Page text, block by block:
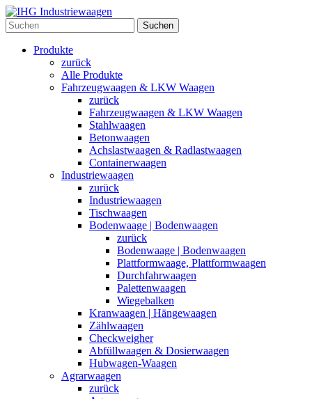
Suchen
Produkte
zurück
Alle Produkte
Fahrzeugwaagen & LKW Waagen
zurück
Fahrzeugwaagen & LKW Waagen
Stahlwaagen
Betonwaagen
Achslastwaagen & Radlastwaagen
Containerwaagen
Industriewaagen
zurück
Industriewaagen
Tischwaagen
Bodenwaage | Bodenwaagen
zurück
Bodenwaage | Bodenwaagen
Plattformwaage, Plattformwaagen
Durchfahrwaagen
Palettenwaagen
Wiegebalken
Kranwaagen | Hängewaagen
Zählwaagen
Checkweigher
Abfüllwaagen & Dosierwaagen
Hubwagen-Waagen
Agrarwaagen
zurück